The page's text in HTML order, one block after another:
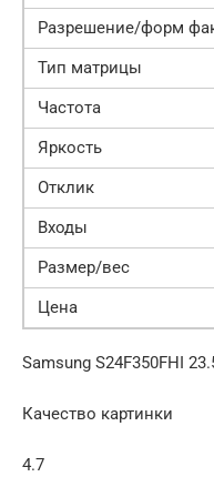
Разрешение/форм
Тип матрицы
Частота
Яркость
Отклик
Входы
Размер/вес
Цена
Samsung S24F350FHI
Качество картинки
4.7